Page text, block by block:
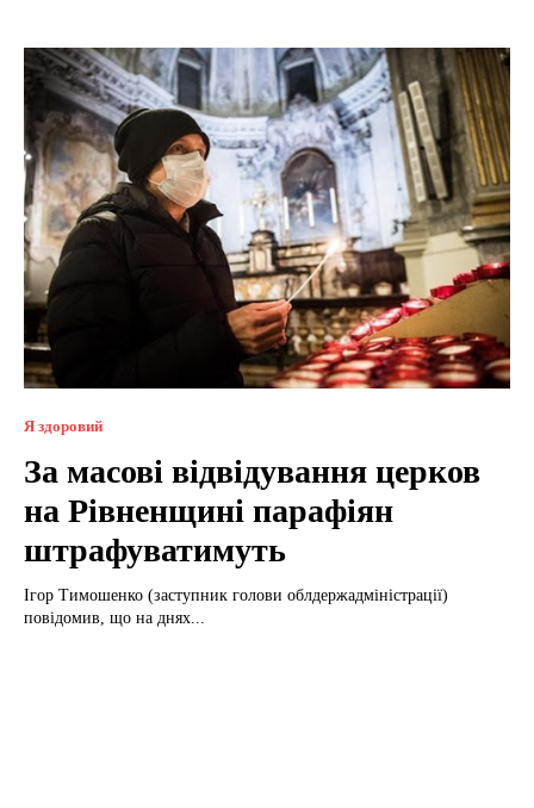
Я здоровий
За масові відвідування церков
на Рівненщині парафіян
штрафуватимуть
Ігор Тимошенко (заступник голови облдержадміністрації)
повідомив, що на днях...